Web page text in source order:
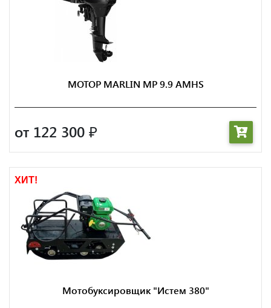
МОТОР MARLIN MP 9.9 AMHS
от 122 300 ₽
ХИТ!
Мотобуксировщик "Истем 380"